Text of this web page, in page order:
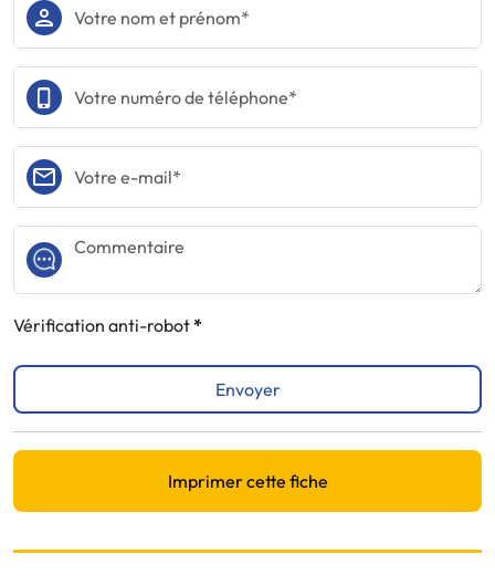
Vérification anti-robot
Envoyer
Imprimer cette fiche